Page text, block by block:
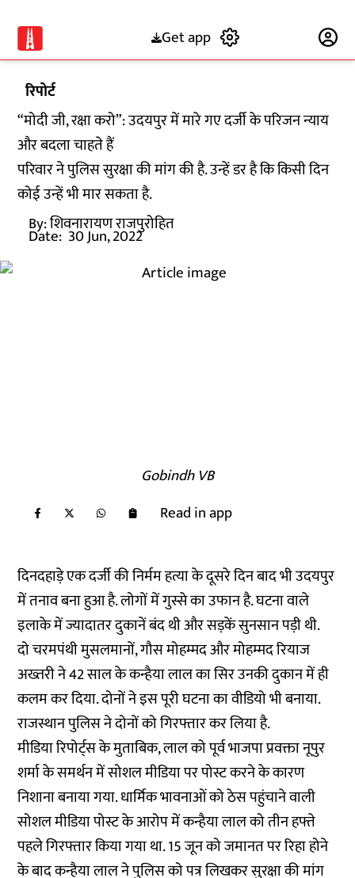
Get app
रिपोर्ट
“मोदी जी, रक्षा करो”: उदयपुर में मारे गए दर्जी के परिजन न्याय
और बदला चाहते हैं
परिवार ने पुलिस सुरक्षा की मांग की है. उन्हें डर है कि किसी दिन
कोई उन्हें भी मार सकता है.
By:शिवनारायण राजपुरोहित
Date: 30 Jun, 2022
Gobindh VB
Read in app
दिनदहाड़े एक दर्जी की निर्मम हत्या के दूसरे दिन बाद भी उदयपुर
में तनाव बना हुआ है. लोगों में गुस्से का उफान है. घटना वाले
इलाके में ज्यादातर दुकानें बंद थी और सड़कें सुनसान पड़ी थी.
दो चरमपंथी मुसलमानों, गौस मोहम्मद और मोहम्मद रियाज
अख्तरी ने 42 साल के कन्हैया लाल का सिर उनकी दुकान में ही
कलम कर दिया. दोनों ने इस पूरी घटना का वीडियो भी बनाया.
राजस्थान पुलिस ने दोनों को गिरफ्तार कर लिया है.
मीडिया रिपोर्ट्स के मुताबिक, लाल को पूर्व भाजपा प्रवक्ता नूपुर
शर्मा के समर्थन में सोशल मीडिया पर पोस्ट करने के कारण
निशाना बनाया गया. धार्मिक भावनाओं को ठेस पहुंचाने वाली
सोशल मीडिया पोस्ट के आरोप में कन्हैया लाल को तीन हफ्ते
पहले गिरफ्तार किया गया था. 15 जून को जमानत पर रिहा होने
के बाद कन्हैया लाल ने पुलिस को पत्र लिखकर सुरक्षा की मांग